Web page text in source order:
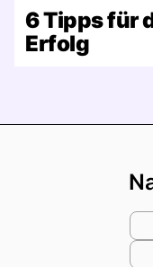
6 Tipps für
Erfolg